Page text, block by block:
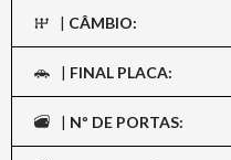
| CÂMBIO:
| FINAL PLACA:
| Nº DE PORTAS: